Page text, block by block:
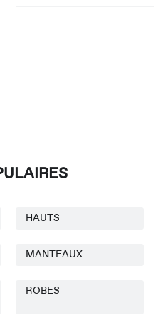
HAUTS
MANTEAUX
ROBES